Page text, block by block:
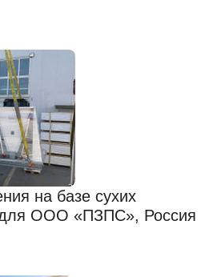
на базе сухих
для ООО «ПЗПС», Россия